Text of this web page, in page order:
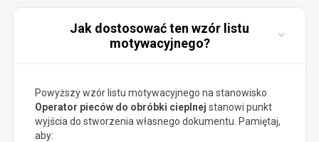
Jak dostosować ten wzór listu
motywacyjnego?
Powyższy wzór listu motywacyjnego na stanowisko
Operator pieców do obróbki cieplnej stanowi punkt
wyjścia do stworzenia własnego dokumentu. Pamiętaj,
aby: